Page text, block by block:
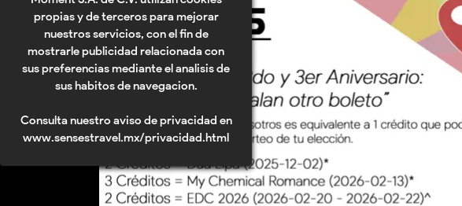
propias y de terceros para mejorar
nuestros servicios, con el fin de
mostrarle publicidad relacionada con
sus preferencias mediante el analisis de
sus habitos de navegacion.
Consulta nuestro aviso de privacidad en
www.sensestravel.mx/privacidad.html